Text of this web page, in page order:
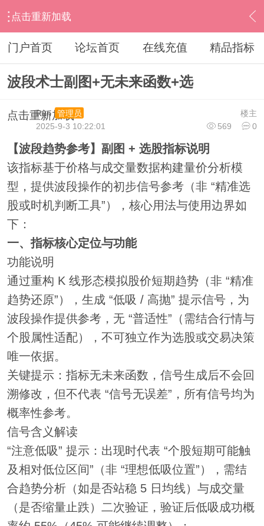
点击重新加载
› 通达信指标公式 › 副图公式 › 内容
门户首页 论坛首页 在线充值 精品指标
波段术士副图+无未来函数+选
点击重新加载 楼主
Run
管理员
569
0
2025-9-3 10:22:01
【波段趋势参考】副图 + 选股指标说明
该指标基于价格与成交量数据构建量价分析模
型，提供波段操作的初步信号参考（非 “精准选
股或时机判断工具”），核心用法与使用边界如
下：
一、指标核心定位与功能
功能说明
通过重构 K 线形态模拟股价短期趋势（非 “精准
趋势还原”），生成 “低吸 / 高抛” 提示信号，为
波段操作提供参考，无 “普适性”（需结合行情与
个股属性适配），不可独立作为选股或交易决策
唯一依据。
关键提示：指标无未来函数，信号生成后不会回
溯修改，但不代表 “信号无误差”，所有信号均为
概率性参考。
信号含义解读
“注意低吸” 提示：出现时代表 “个股短期可能触
及相对低位区间”（非 “理想低吸位置”），需结
合趋势分析（如是否站稳 5 日均线）与成交量
（是否缩量止跌）二次验证，验证后低吸成功概